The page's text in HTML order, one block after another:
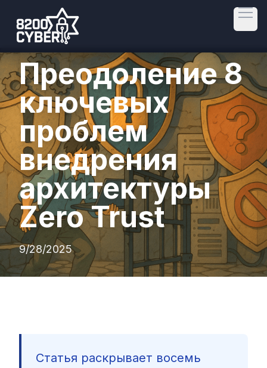
Преодоление 8
ключевых
проблем
внедрения
архитектуры
Zero Trust
9/28/2025
Статья раскрывает восемь